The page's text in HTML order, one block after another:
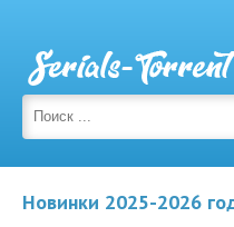
Новинки 2025-2026